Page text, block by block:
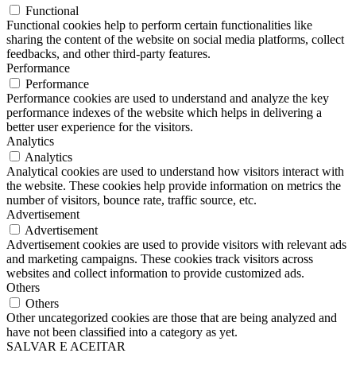
Functional
Functional cookies help to perform certain functionalities like
sharing the content of the website on social media platforms, collect
feedbacks, and other third-party features.
Performance
Performance
Performance cookies are used to understand and analyze the key
performance indexes of the website which helps in delivering a
better user experience for the visitors.
Analytics
Analytics
Analytical cookies are used to understand how visitors interact with
the website. These cookies help provide information on metrics the
number of visitors, bounce rate, traffic source, etc.
Advertisement
Advertisement
Advertisement cookies are used to provide visitors with relevant ads
and marketing campaigns. These cookies track visitors across
websites and collect information to provide customized ads.
Others
Others
Other uncategorized cookies are those that are being analyzed and
have not been classified into a category as yet.
SALVAR E ACEITAR